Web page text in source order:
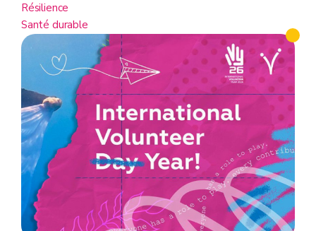
Résilience
Santé durable